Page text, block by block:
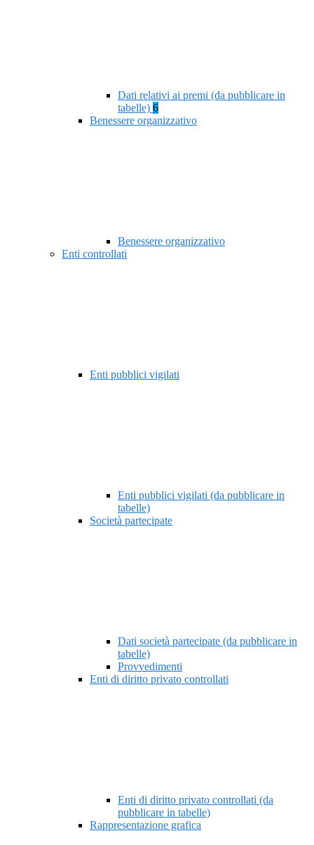
Dati relativi ai premi (da pubblicare in
tabelle) 6
Benessere organizzativo
Benessere organizzativo
Enti controllati
Enti pubblici vigilati
Enti pubblici vigilati (da pubblicare in
tabelle)
Società partecipate
Dati società partecipate (da pubblicare in
tabelle)
Provvedimenti
Enti di diritto privato controllati
Enti di diritto privato controllati (da
pubblicare in tabelle)
Rappresentazione grafica